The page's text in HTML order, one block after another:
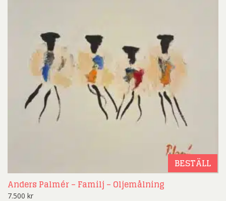
BESTÄLL
Anders Palmér – Familj – Oljemålning
7.500 kr